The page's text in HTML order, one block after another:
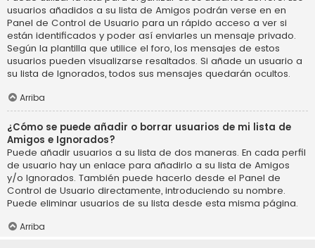
usuarios añadidos a su lista de Amigos podrán verse en en
Panel de Control de Usuario para un rápido acceso a ver si
están identificados y poder así enviarles un mensaje privado.
Según la plantilla que utilice el foro, los mensajes de estos
usuarios pueden visualizarse resaltados. Si añade un usuario a
su lista de Ignorados, todos sus mensajes quedarán ocultos.
Arriba
¿Cómo se puede añadir o borrar usuarios de mi lista de
Amigos e Ignorados?
Puede añadir usuarios a su lista de dos maneras. En cada perfil
de usuario hay un enlace para añadirlo a su lista de Amigos
y/o Ignorados. También puede hacerlo desde el Panel de
Control de Usuario directamente, introduciendo su nombre.
Puede eliminar usuarios de su lista desde esta misma página.
Arriba